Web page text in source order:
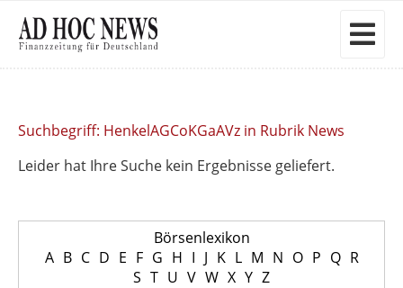
Suchbegriff: HenkelAGCoKGaAVz in Rubrik News
Leider hat Ihre Suche kein Ergebnisse geliefert.
Börsenlexikon
A B C D E F G H I J K L M N O P Q R
S T U V W X Y Z